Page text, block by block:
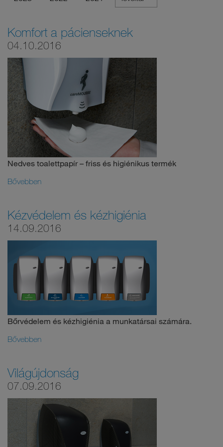
Komfort a pácienseknek
04.10.2016
Nedves toalettpapír – friss és higiénikus termék
Bővebben
Kézvédelem és kézhigiénia
14.09.2016
Bőrvédelem és kézhigiénia a munkatársai számára.
Bővebben
Világújdonság
07.09.2016